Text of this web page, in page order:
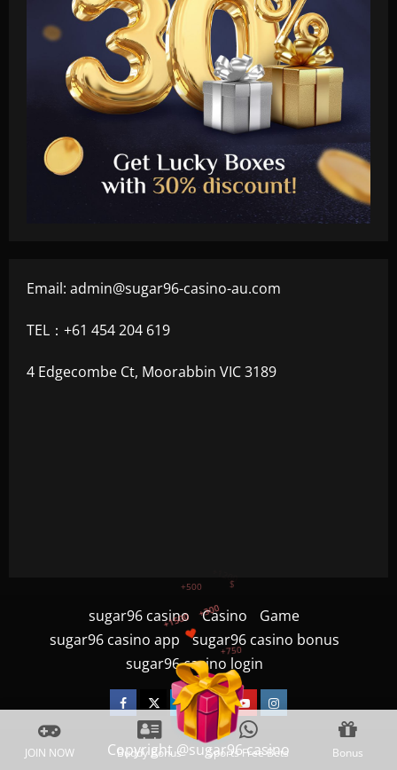
Email: admin@sugar96-casino-au.com
TEL：+61 454 204 619
4 Edgecombe Ct, Moorabbin VIC 3189
sugar96 casino Casino
Game
sugar96 casino app
sugar96 casino bonus
sugar96 casino login
Facebook
TwitterLinkedin
VK YoutubeInstagram
Copyright @sugar96 casino
+300
+500
+1200
+1500
$
JOIN NOW Buddy Bonus Sports Free Bets Bonus